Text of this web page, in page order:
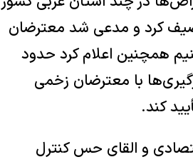
کرد و مدعی شد معترضان
همچنین اعلام کرد حدود
با معترضان زخمی
کند.
و القای حس کنترل